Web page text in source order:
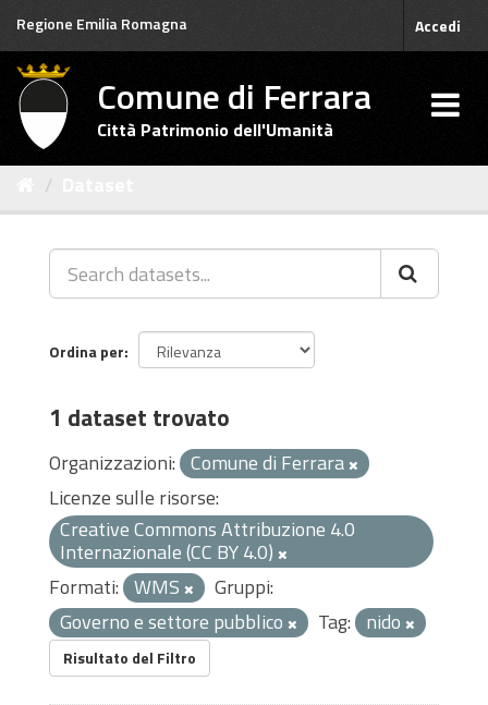
Salta
contenuto
Regione Emilia Romagna Accedi
Comune di Ferrara
Città Patrimonio dell'Umanità
Ordina per
1 dataset trovato
Organizzazioni: Comune di Ferrara
Licenze sulle risorse:
Creative Commons Attribuzione 4.0
Internazionale (CC BY 4.0)
Formati: WMS
Gruppi:
Governo e settore pubblico
Tag: nido
Risultato del Filtro